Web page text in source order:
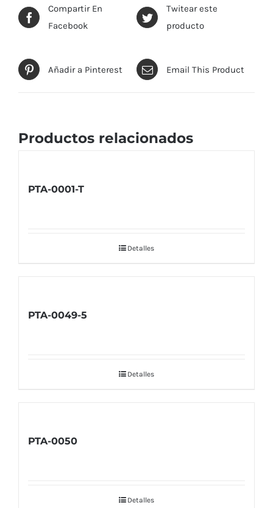
Compartir En
Facebook
Twitear este
producto
Añadir a Pinterest Email This Product
Productos relacionados
PTA-0001-T
Detalles
PTA-0049-5
Detalles
PTA-0050
Detalles